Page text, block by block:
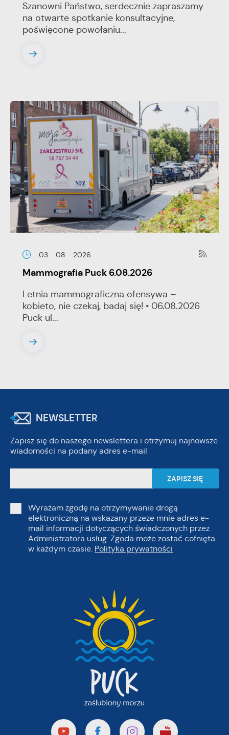
Szanowni Państwo, serdecznie zapraszamy
na otwarte spotkanie konsultacyjne,
poświęcone powołaniu...
03 - 08 - 2026
Mammografia Puck 6.08.2026
Letnia mammograficzna ofensywa –
kobieto, nie czekaj, badaj się! • 06.08.2026
Puck ul...
NEWSLETTER
Zapisz się do naszego newslettera i otrzymuj najnowsze
wiadomości na podany adres e-mail
Wyrażam zgodę na otrzymywanie drogą
elektroniczną na wskazany przeze mnie adres e-
mail informacji dotyczących świadczonych przez
Administratora usług. Zgoda może zostać cofnięta
w każdym czasie. Polityka prywatności